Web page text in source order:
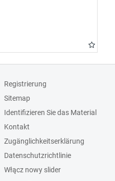
Registrierung
Sitemap
Identifizieren Sie das Material
Kontakt
Zugänglichkeitserklärung
Datenschutzrichtlinie
Włącz nowy slider